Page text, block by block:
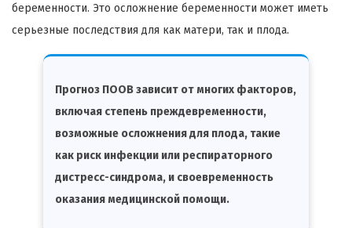
беременности. Это осложнение беременности может иметь
серьезные последствия для как матери, так и плода.
Прогноз ПООВ зависит от многих факторов,
включая степень преждевременности,
возможные осложнения для плода, такие
как риск инфекции или респираторного
дистресс-синдрома, и своевременность
оказания медицинской помощи.